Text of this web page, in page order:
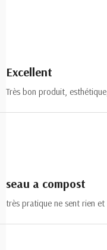
Excellent
Très bon produit,
seau a compost
très pratique ne sent rien